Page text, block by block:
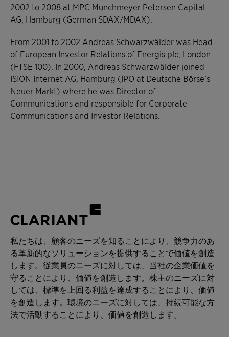
2002 to 2008 at MPC Münchmeyer Petersen Capital
AG, Hamburg (German SDAX/MDAX).
From 2001 to 2002 Andreas Schwarzwälder was Head
of European Investor Relations of Energis plc, London
(FTSE 100). In 2000, Andreas Schwarzwälder joined
ISION Internet AG, Hamburg (IPO at Deutsche Börse’s
Neuer Markt) where he was Director of
Communications and responsible for Corporate
Communications and Investor Relations.
私たちは、顧客のニーズを知ることにより、競争力のあ
る革新的なソリューションを提供することで価値を創造
します。従業員のニーズに対しては、当社の企業価値を
守ることにより、価値を創造します。株主のニーズに対
しては、標準を上回る利益を達成することにより、価値
を創造します。環境のニーズに対しては、持続可能な方
法で活動することにより、価値を創造します。